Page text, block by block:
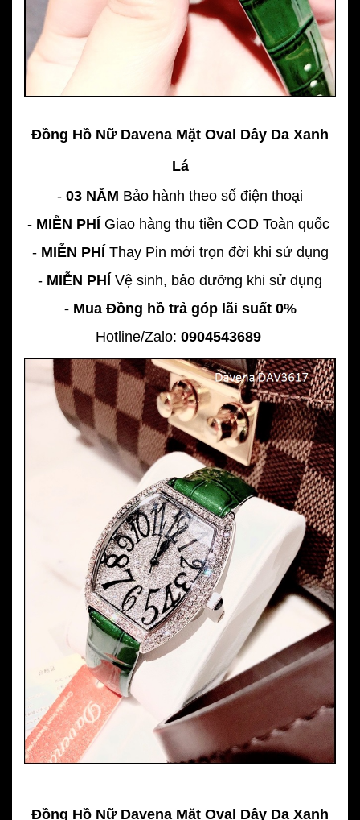
Đồng Hồ Nữ Davena Mặt Oval Dây Da Xanh
Lá
- 03 NĂM Bảo hành theo số điện thoại
- MIỄN PHÍ Giao hàng thu tiền COD Toàn quốc
- MIỄN PHÍ Thay Pin mới trọn đời khi sử dụng
- MIỄN PHÍ Vệ sinh, bảo dưỡng khi sử dụng
- Mua Đồng hồ trả góp lãi suất 0%
Hotline/Zalo: 0904543689
Đồng Hồ Nữ Davena Mặt Oval Dây Da Xanh